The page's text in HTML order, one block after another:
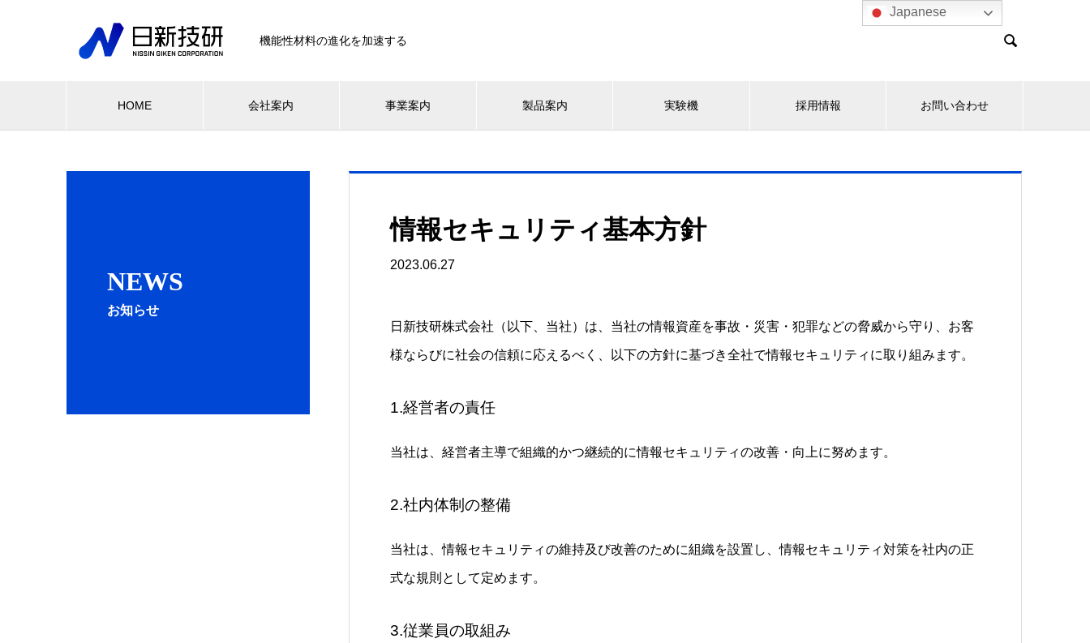
機能性材料の進化を加速する 
HOME 会社案内 事業案内 製品案内 実験機 採用情報 お問い合わせ
NEWS
お知らせ
情報セキュリティ基本方針
2023.06.27
日新技研株式会社（以下、当社）は、当社の情報資産を事故・災害・犯罪などの脅威から守り、お客
様ならびに社会の信頼に応えるべく、以下の方針に基づき全社で情報セキュリティに取り組みます。
1.経営者の責任
当社は、経営者主導で組織的かつ継続的に情報セキュリティの改善・向上に努めます。
2.社内体制の整備
当社は、情報セキュリティの維持及び改善のために組織を設置し、情報セキュリティ対策を社内の正
式な規則として定めます。
3.従業員の取組み
Japanese